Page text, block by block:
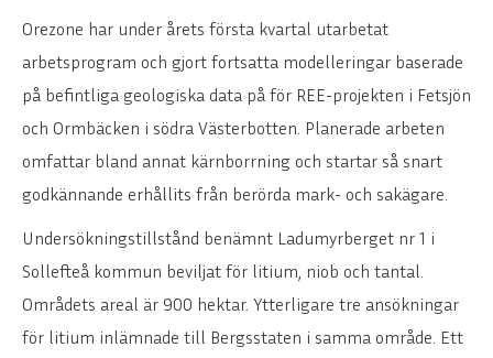
Orezone har under årets första kvartal utarbetat
arbetsprogram och gjort fortsatta modelleringar baserade
på befintliga geologiska data på för REE-projekten i Fetsjön
och Ormbäcken i södra Västerbotten. Planerade arbeten
omfattar bland annat kärnborrning och startar så snart
godkännande erhållits från berörda mark- och sakägare.
Undersökningstillstånd benämnt Ladumyrberget nr 1 i
Sollefteå kommun beviljat för litium, niob och tantal.
Områdets areal är 900 hektar. Ytterligare tre ansökningar
för litium inlämnade till Bergsstaten i samma område. Ett